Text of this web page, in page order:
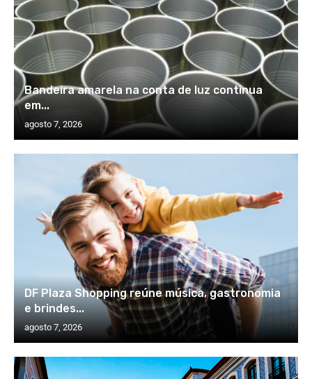
Bandeira amarela na conta de luz continua
em...
agosto 7, 2026
DF Plaza Shopping reúne música, gastronomia
e brindes...
agosto 7, 2026